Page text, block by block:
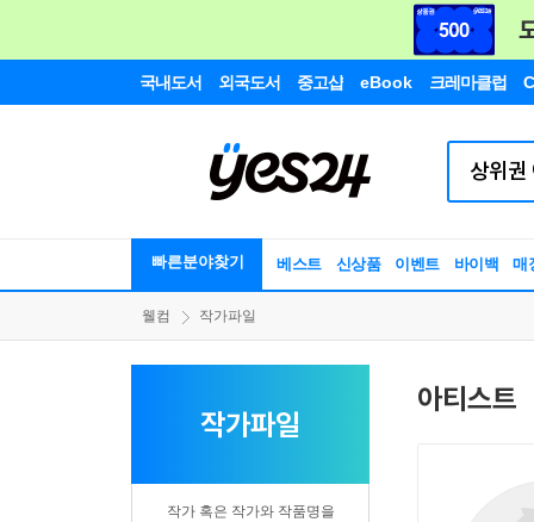
국내도서 외국도서 중고샵 eBook 크레마클럽
빠른분야찾기 베스트 신상품 이벤트 바이백 매
웰컴 작가파일
작가파일
작가 혹은 작가와 작품명을
아티스트